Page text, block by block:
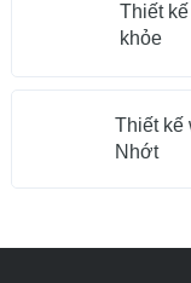
Thiết
khỏe
Thiết kế
Nhớt